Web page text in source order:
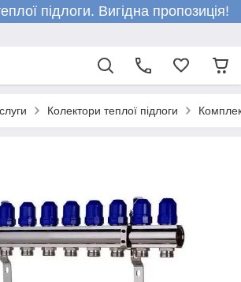
підлоги. Вигідна пропозиція!
Колектори теплої підлоги